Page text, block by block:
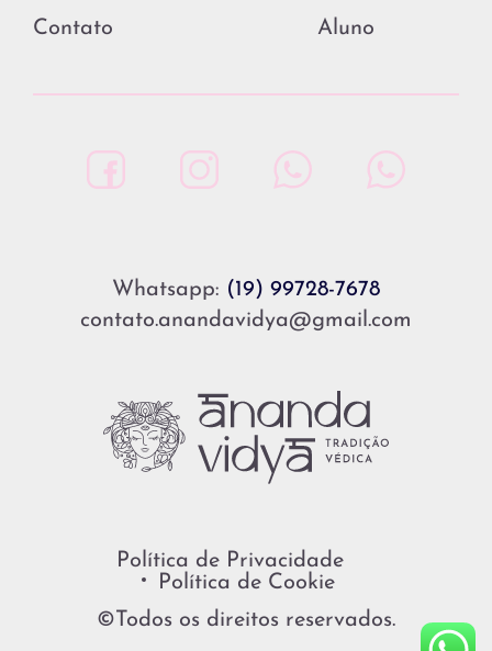
Whatsapp: (19) 99728-7678
contato.anandavidya@gmail.com
Política de Privacidade
Política de Cookie
©Todos os direitos reservados.
Contato Aluno